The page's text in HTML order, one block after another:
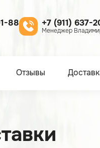
88 +7 (911) 637-
Менеджер
Отзывы